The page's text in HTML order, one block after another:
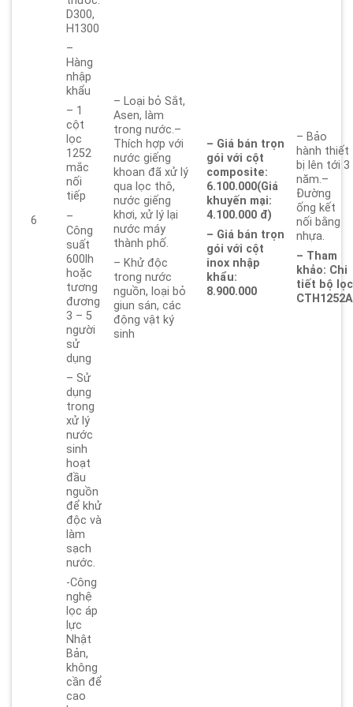
6
D300,
H1300
–
Hàng
nhập
khẩu
– 1
cột
lọc
1252
mắc
nối
tiếp
–
Công
suất
600lh
hoặc
tương
đương
3 – 5
người
sử
dụng
– Sử
dụng
trong
xử lý
nước
sinh
hoạt
đầu
nguồn
để khử
độc và
làm
sạch
nước.
-Công
nghệ
lọc áp
lực
Nhật
Bản,
không
cần để
cao
– Loại bỏ Sắt,
Asen, làm
trong nước.–
Thích hợp với
nước giếng
khoan đã xử lý
qua lọc thô,
nước giếng
khơi, xử lý lại
nước máy
thành phố.
– Khử độc
trong nước
nguồn, loại bỏ
giun sán, các
động vật ký
sinh
– Giá bán trọn
gói với cột
composite:
6.100.000(Giá
khuyến mại:
4.100.000 đ)
– Giá bán trọn
gói với cột
inox nhập
khẩu:
8.900.000
– Bảo
hành thiết
bị lên tới 3
năm.–
Đường
ống kết
nối bằng
nhựa.
– Tham
khảo: Chi
tiết bộ lọc
CTH1252A